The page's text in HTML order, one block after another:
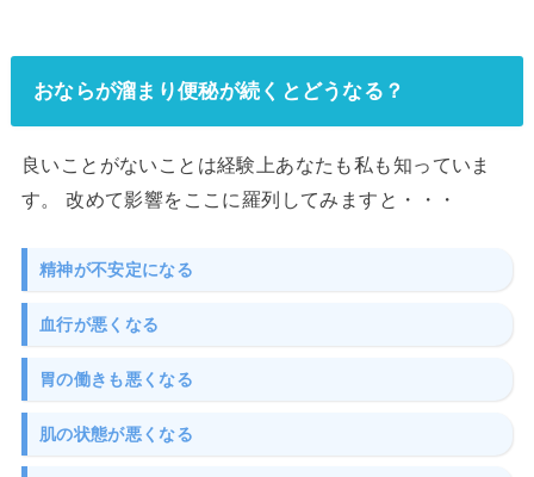
おならが溜まり便秘が続くとどうなる？
良いことがないことは経験上あなたも私も知っていま
す。 改めて影響をここに羅列してみますと・・・
精神が不安定になる
血行が悪くなる
胃の働きも悪くなる
肌の状態が悪くなる